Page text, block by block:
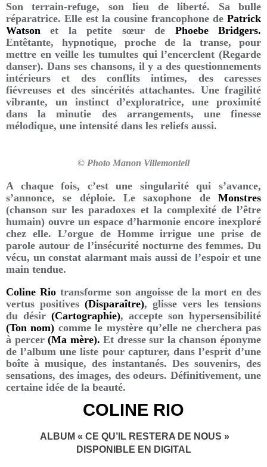
Son terrain-refuge, son lieu de liberté. Sa bulle
réparatrice. Elle est la cousine francophone de Patrick
Watson et la petite sœur de Phoebe Bridgers.
Entêtante, hypnotique, proche de la transe, pour
mettre en veille les tumultes qui l’encerclent (Regarde
danser). Dans ses chansons, il y a des questionnements
intérieurs et des conflits intimes, des caresses
fiévreuses et des sincérités attachantes. Une fragilité
vibrante, un instinct d’exploratrice, une proximité
dans la minutie des arrangements, une finesse
mélodique, une intensité dans les reliefs aussi.
© Photo Manon Villemonteil
A chaque fois, c’est une singularité qui s’avance,
s’annonce, se déploie. Le saxophone de Monstres
(chanson sur les paradoxes et la complexité de l’être
humain) ouvre un espace d’harmonie encore inexploré
chez elle. L’orgue de Homme irrigue une prise de
parole autour de l’insécurité nocturne des femmes. Du
vécu, un constat alarmant mais aussi de l’espoir et une
main tendue.
Coline Riotransforme son angoisse de la mort en des
vertus positives (Disparaître), glisse vers les tensions
du désir (Cartographie), accepte son hypersensibilité
(Ton nom) comme le mystère qu’elle ne cherchera pas
à percer(Ma mère). Et dresse sur la chanson éponyme
de l’album une liste pour capturer, dans l’esprit d’une
boîte à musique, des instantanés. Des souvenirs, des
sensations, des images, des odeurs. Définitivement, une
certaine idée de la beauté.
COLINE RIO
ALBUM « CE QU’IL RESTERA DE NOUS »
DISPONIBLE EN DIGITAL